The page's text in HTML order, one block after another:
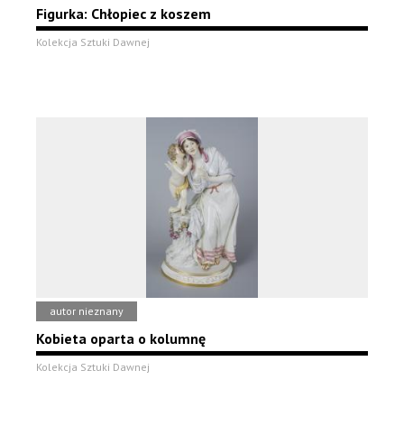
Figurka: Chłopiec z koszem
Kolekcja Sztuki Dawnej
autor nieznany
Kobieta oparta o kolumnę
Kolekcja Sztuki Dawnej